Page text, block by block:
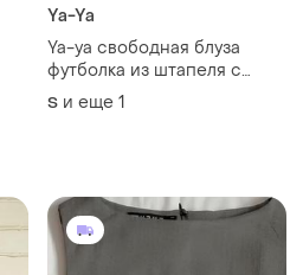
Ya-Ya
Ya-ya свободная блуза
футболка из штапеля с
напылением
S и еще 1